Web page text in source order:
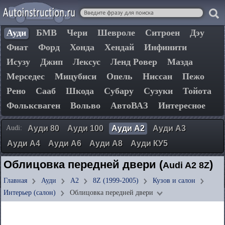
Ауди БМВ Чери Шевроле Ситроен
Дэу
Фиат
Форд Хонда Хендай
Инфинити
Исузу
Джип Лексус Ленд Ровер
Мазда
Мерседес
Мицубиси Опель Ниссан
Пежо
Рено
Сааб Шкода Субару Сузуки
Тойота
Фольксваген
Вольво АвтоВАЗ Интересное
Audi: Ауди 80 Ауди 100 Ауди А2
Ауди А3
Ауди А4
Ауди А6 Ауди А8 Ауди КУ5
Облицовка передней двери (Audi A2 8Z)
Главная Ауди А2 8Z (1999-2005)
Кузов и салон
Интерьер (салон)
Облицовка передней двери